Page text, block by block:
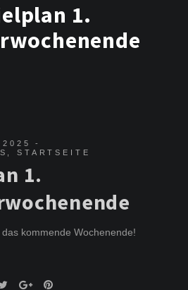
1.
,STARTSEITE
1.
kommende Wochenende!